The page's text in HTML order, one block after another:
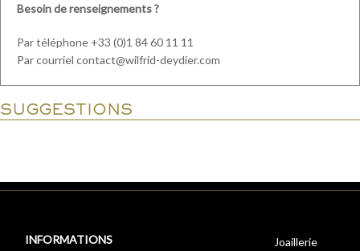
Besoin de renseignements ?
Par téléphone +33 (0)1 84 60 11 11
Par courriel contact@wilfrid-deydier.com
SUGGESTIONS
INFORMATIONS Joaillerie